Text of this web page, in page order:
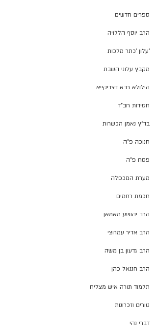
ספרים חדשים
הרב יוסף הללויה
'עלון 'כתר מלכות
מקבץ עלוני השבת
הילולא רבא דצדיקייא
חסידות חב"ד
בד"ץ נאמן הכשרות
חנוכה פ"ה
פסח פ"ה
מערת המכפלה
חכמת רחמים
הרב יהושע מאמאן
הרב אדיר עמרוצי
הרב גדעון בן משה
הרב חננאל כהן
תלמוד תורה איש מצליח
טורים וזכרונות
דברי נהי